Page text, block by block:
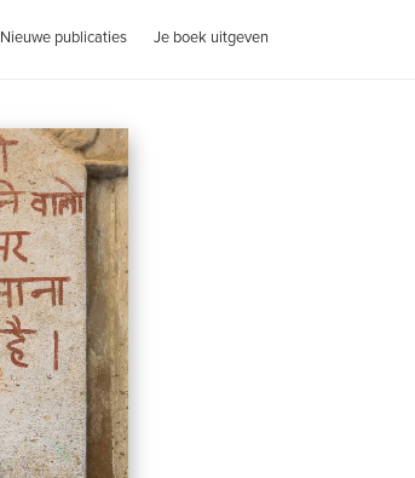
Nieuwe publicaties Je boek uitgeven